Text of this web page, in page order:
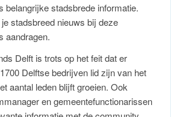
belangrijke stadsbrede informatie.
stadsbreed nieuws bij deze
aandragen.
Delft is trots op het feit dat er
Delftse bedrijven lid zijn van het
aantal leden blijft groeien. Ook
en gemeentefunctionarissen